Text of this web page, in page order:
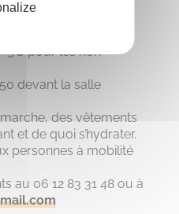
5€ pour les non
devant la salle
des vêtements
et de quoi s’hydrater.
personnes à mobilité
au 06 12 83 31 48 ou à